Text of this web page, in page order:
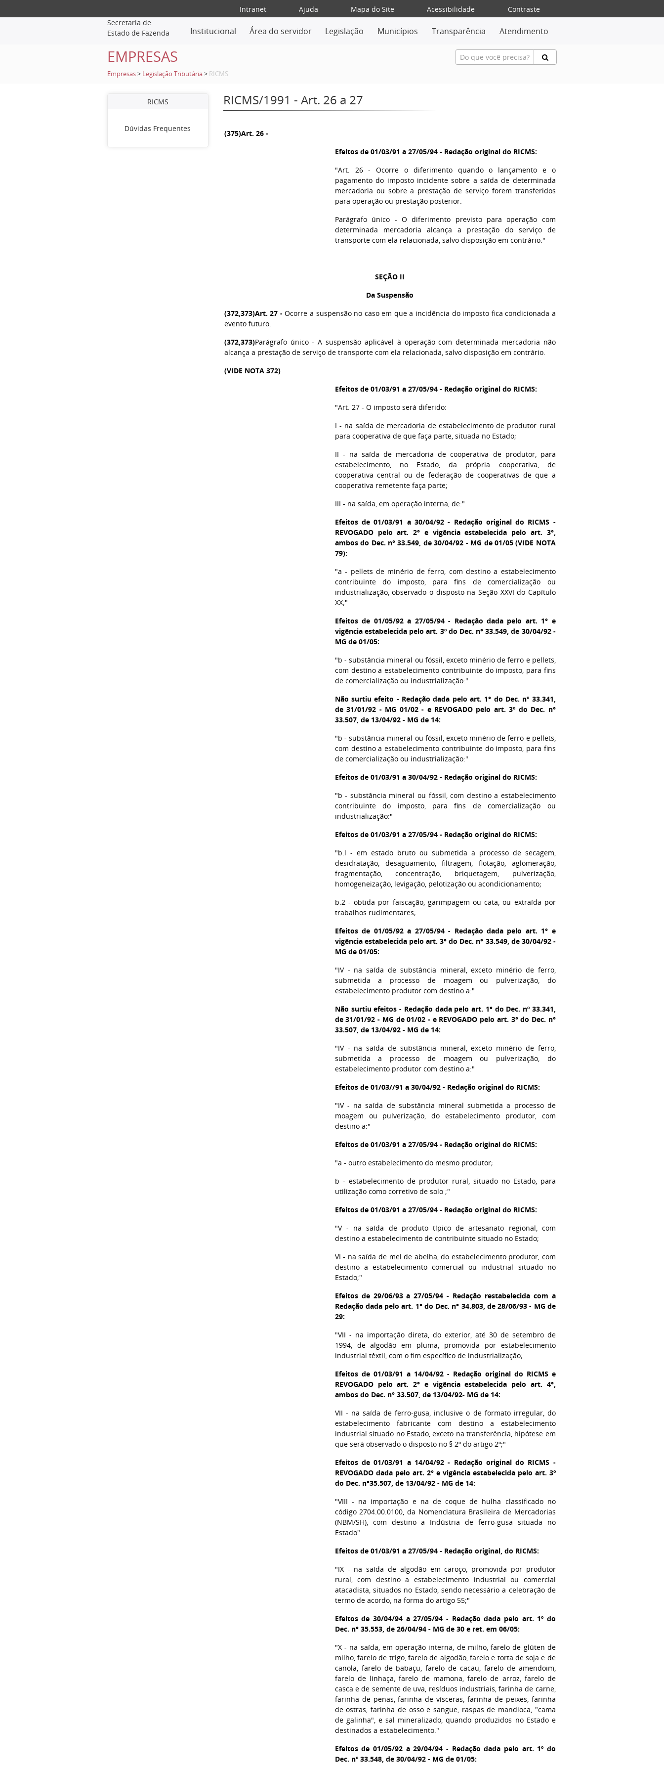
Intranet Ajuda Mapa do Site Acessibilidade
Contraste
Secretaria de
Estado de Fazenda
Institucional Área do servidor Legislação Municípios Transparência Atendimento
EMPRESAS
Empresas > Legislação Tributária > RICMS
RICMS
Dúvidas Frequentes
RICMS/1991 - Art. 26 a 27
(375)Art. 26 -
Efeitos de 01/03/91 a 27/05/94 - Redação original do RICMS:
"Art. 26 - Ocorre o diferimento quando o lançamento e o
pagamento do imposto incidente sobre a saída de determinada
mercadoria ou sobre a prestação de serviço forem transferidos
para operação ou prestação posterior.
Parágrafo único - O diferimento previsto para operação com
determinada mercadoria alcança a prestação do serviço de
transporte com ela relacionada, salvo disposição em contrário."
SEÇÃO II
Da Suspensão
(372,373)Art. 27 -Ocorre a suspensão no caso em que a incidência do imposto fica condicionada a
evento futuro.
(372,373)Parágrafo único - A suspensão aplicável à operação com determinada mercadoria não
alcança a prestação de serviço de transporte com ela relacionada, salvo disposição em contrário.
(VIDE NOTA 372)
Efeitos de 01/03/91 a 27/05/94 - Redação original do RICMS:
"Art. 27 - O imposto será diferido:
I - na saída de mercadoria de estabelecimento de produtor rural
para cooperativa de que faça parte, situada no Estado;
II - na saída de mercadoria de cooperativa de produtor, para
estabelecimento, no Estado, da própria cooperativa, de
cooperativa central ou de federação de cooperativas de que a
cooperativa remetente faça parte;
III - na saída, em operação interna, de:"
Efeitos de 01/03/91 a 30/04/92 - Redação original do RICMS -
REVOGADO pelo art. 2° e vigência estabelecida pelo art. 3°,
ambos do Dec. n° 33.549, de 30/04/92 - MG de 01/05 (VIDE NOTA
79):
"a - pellets de minério de ferro, com destino a estabelecimento
contribuinte do imposto, para fins de comercialização ou
industrialização, observado o disposto na Seção XXVI do Capítulo
XX;"
Efeitos de 01/05/92 a 27/05/94 - Redação dada pelo art. 1° e
vigência estabelecida pelo art. 3º do Dec. n° 33.549, de 30/04/92 -
MG de 01/05:
"b - substância mineral ou fóssil, exceto minério de ferro e pellets,
com destino a estabelecimento contribuinte do imposto, para fins
de comercialização ou industrialização:"
Não surtiu efeito - Redação dada pelo art. 1° do Dec. nº 33.341,
de 31/01/92 - MG 01/02 - e REVOGADO pelo art. 3º do Dec. n°
33.507, de 13/04/92 - MG de 14:
"b - substância mineral ou fóssil, exceto minério de ferro e pellets,
com destino a estabelecimento contribuinte do imposto, para fins
de comercialização ou industrialização:"
Efeitos de 01/03/91 a 30/04/92 - Redação original do RICMS:
"b - substância mineral ou fóssil, com destino a estabelecimento
contribuinte do imposto, para fins de comercialização ou
industrialização:"
Efeitos de 01/03/91 a 27/05/94 - Redação original do RICMS:
"b.l - em estado bruto ou submetida a processo de secagem,
desidratação, desaguamento, filtragem, flotação, aglomeração,
fragmentação, concentração, briquetagem, pulverização,
homogeneização, levigação, pelotização ou acondicionamento;
b.2 - obtida por faiscação, garimpagem ou cata, ou extraída por
trabalhos rudimentares;
Efeitos de 01/05/92 a 27/05/94 - Redação dada pelo art. 1° e
vigência estabelecida pelo art. 3° do Dec. n° 33.549, de 30/04/92 -
MG de 01/05:
"IV - na saída de substância mineral, exceto minério de ferro,
submetida a processo de moagem ou pulverização, do
estabelecimento produtor com destino a:"
Não surtiu efeitos - Redação dada pelo art. 1° do Dec. nº 33.341,
de 31/01/92 - MG de 01/02 - e REVOGADO pelo art. 3° do Dec. n°
33.507, de 13/04/92 - MG de 14:
"IV - na saída de substância mineral, exceto minério de ferro,
submetida a processo de moagem ou pulverização, do
estabelecimento produtor com destino a:"
Efeitos de 01/03//91 a 30/04/92 - Redação original do RICMS:
"IV - na saída de substância mineral submetida a processo de
moagem ou pulverização, do estabelecimento produtor, com
destino a:"
Efeitos de 01/03/91 a 27/05/94 - Redação original do RICMS:
"a - outro estabelecimento do mesmo produtor;
b - estabelecimento de produtor rural, situado no Estado, para
utilização como corretivo de solo ;"
Efeitos de 01/03/91 a 27/05/94 - Redação original do RICMS:
"V - na saída de produto típico de artesanato regional, com
destino a estabelecimento de contribuinte situado no Estado;
VI - na saída de mel de abelha, do estabelecimento produtor, com
destino a estabelecimento comercial ou industrial situado no
Estado;"
Efeitos de 29/06/93 a 27/05/94 - Redação restabelecida com a
Redação dada pelo art. 1° do Dec. n° 34.803, de 28/06/93 - MG de
29:
"VII - na importação direta, do exterior, até 30 de setembro de
1994, de algodão em pluma, promovida por estabelecimento
industrial têxtil, com o fim específico de industrialização;
Efeitos de 01/03/91 a 14/04/92 - Redação original do RICMS e
REVOGADO pelo art. 2° e vigência estabelecida pelo art. 4°,
ambos do Dec. n° 33.507, de 13/04/92- MG de 14:
VII - na saída de ferro-gusa, inclusive o de formato irregular, do
estabelecimento fabricante com destino a estabelecimento
industrial situado no Estado, exceto na transferência, hipótese em
que será observado o disposto no § 2º do artigo 2º;"
Efeitos de 01/03/91 a 14/04/92 - Redação original do RICMS -
REVOGADO dada pelo art. 2° e vigência estabelecida pelo art. 3º
do Dec. n°35.507, de 13/04/92 - MG de 14:
"VIII - na importação e na de coque de hulha classificado no
código 2704.00.0100, da Nomenclatura Brasileira de Mercadorias
(NBM/SH), com destino a Indústria de ferro-gusa situada no
Estado"
Efeitos de 01/03/91 a 27/05/94 - Redação original, do RICMS:
"IX - na saída de algodão em caroço, promovida por produtor
rural, com destino a estabelecimento industrial ou comercial
atacadista, situados no Estado, sendo necessário a celebração de
termo de acordo, na forma do artigo 55;"
Efeitos de 30/04/94 a 27/05/94 - Redação dada pelo art. 1º do
Dec. n° 35.553, de 26/04/94 - MG de 30 e ret. em 06/05:
"X - na saída, em operação interna, de milho, farelo de glúten de
milho, farelo de trigo, farelo de algodão, farelo e torta de soja e de
canola, farelo de babaçu, farelo de cacau, farelo de amendoim,
farelo de linhaça, farelo de mamona, farelo de arroz, farelo de
casca e de semente de uva, resíduos industriais, farinha de carne,
farinha de penas, farinha de vísceras, farinha de peixes, farinha
de ostras, farinha de osso e sangue, raspas de mandioca, "cama
de galinha", e sal mineralizado, quando produzidos no Estado e
destinados a estabelecimento."
Efeitos de 01/05/92 a 29/04/94 - Redação dada pelo art. 1º do
Dec. nº 33.548, de 30/04/92 - MG de 01/05: